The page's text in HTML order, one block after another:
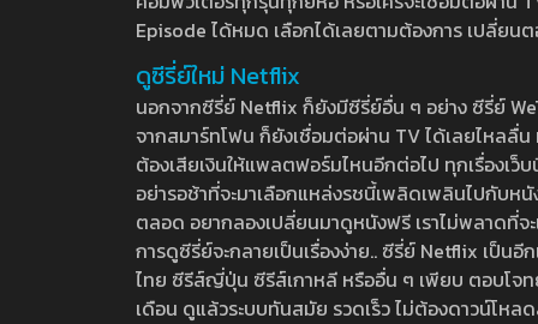
Episode ได้หมด เลือกได้เลยตามต้องการ เปลี่ยน
ดูซีรี่ย์ใหม่ Netflix
นอกจากซีรี่ย์ Netflix ก็ยังมีซีรี่ย์อื่น ๆ อย่าง ซีรี่ย์
จากสมาร์ทโฟน ก็ยังเชื่อมต่อผ่าน TV ได้เลยไหลลื่
ต้องเสียเงินให้แพลตฟอร์มไหนอีกต่อไป ทุกเรื่องเว็
อย่ารอช้าที่จะมาเลือกแหล่งรชนี้เพลิดเพลินไปกับห
ตลอด อยากลองเปลี่ยนมาดูหนังฟรี เราไม่พลาดที่
การดูซีรี่ย์จะกลายเป็นเรื่องง่าย.. ซีรี่ย์ Netflix เป็น
ไทย ซีรีส์ญี่ปุ่น ซีรีส์เกาหลี หรืออื่น ๆ เพียบ ตอบโจท
เดือน ดูแล้วระบบทันสมัย รวดเร็ว ไม่ต้องดาวน์โห